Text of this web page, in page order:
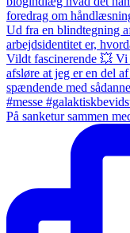
På sanketur sammen